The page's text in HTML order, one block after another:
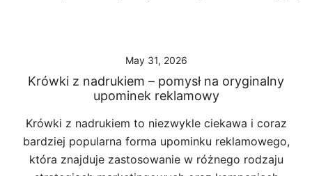
May 31, 2026
Krówki z nadrukiem – pomysł na oryginalny
upominek reklamowy
Krówki z nadrukiem to niezwykle ciekawa i coraz
bardziej popularna forma upominku reklamowego,
która znajduje zastosowanie w różnego rodzaju